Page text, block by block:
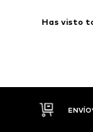
Has visto